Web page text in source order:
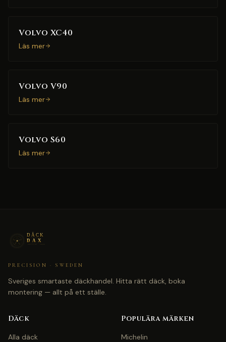
Volvo XC40
Läs mer
Volvo V90
Läs mer
Volvo S60
Läs mer
PRECISION · SWEDEN
Sveriges smartaste däckhandel. Hitta rätt däck, boka
montering — allt på ett ställe.
Däck
Alla däck
Populära märken
Michelin